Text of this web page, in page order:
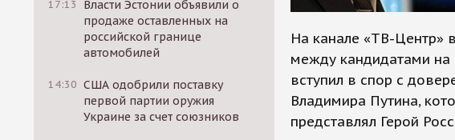
17:13
Власти Эстонии объявили о
продаже оставленных на
российской границе
автомобилей
14:30 США одобрили поставку
первой партии оружия
Украине за счет союзников
На канале «ТВ-Центр»
между кандидатами на
вступил в спор с
Владимира Путина,
представлял Герой